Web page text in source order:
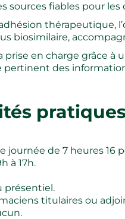
sources fiables pour
thérapeutique,
biosimilaire,
prise en charge grâce à
pertinent des
journée de 7 heures 16
à 17h.
présentiel.
titulaires ou